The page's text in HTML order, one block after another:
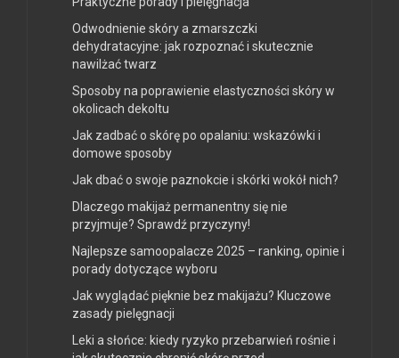
Odwodnienie skóry a zmarszczki
dehydratacyjne: jak rozpoznać i skutecznie
nawilżać twarz
Sposoby na poprawienie elastyczności skóry w
okolicach dekoltu
Jak zadbać o skórę po opalaniu: wskazówki i
domowe sposoby
Jak dbać o swoje paznokcie i skórki wokół nich?
Dlaczego makijaż permanentny się nie
przyjmuje? Sprawdź przyczyny!
Najlepsze samoopalacze 2025 – ranking, opinie i
porady dotyczące wyboru
Jak wyglądać pięknie bez makijażu? Kluczowe
zasady pielęgnacji
Leki a słońce: kiedy ryzyko przebarwień rośnie i